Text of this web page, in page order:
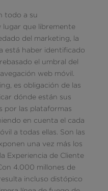
todo a su
lugar que libremente
del marketing, la
está haber identificado
el umbral del
web móvil.
es obligación de las
dónde están sus
por las plataformas
en cuenta el cada
a todas ellas. Son las
una vez más los
Experiencia de Cliente
4.000 millones de
incluso distópico